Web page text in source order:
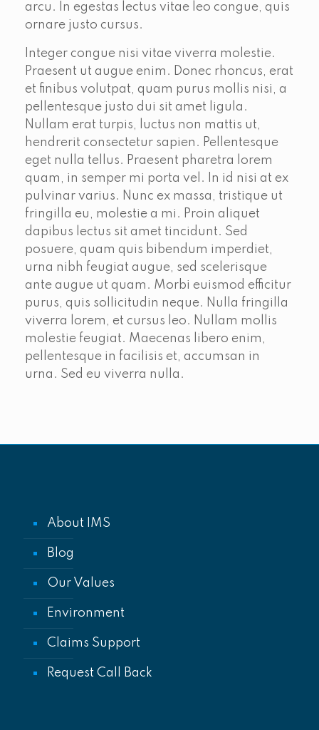
arcu. In egestas lectus vitae leo congue, quis
ornare justo cursus.
Integer congue nisi vitae viverra molestie.
Praesent ut augue enim. Donec rhoncus, erat
et finibus volutpat, quam purus mollis nisi, a
pellentesque justo dui sit amet ligula.
Nullam erat turpis, luctus non mattis ut,
hendrerit consectetur sapien. Pellentesque
eget nulla tellus. Praesent pharetra lorem
quam, in semper mi porta vel. In id nisi at ex
pulvinar varius. Nunc ex massa, tristique ut
fringilla eu, molestie a mi. Proin aliquet
dapibus lectus sit amet tincidunt. Sed
posuere, quam quis bibendum imperdiet,
urna nibh feugiat augue, sed scelerisque
ante augue ut quam. Morbi euismod efficitur
purus, quis sollicitudin neque. Nulla fringilla
viverra lorem, et cursus leo. Nullam mollis
molestie feugiat. Maecenas libero enim,
pellentesque in facilisis et, accumsan in
urna. Sed eu viverra nulla.
About IMS
Blog
Our Values
Environment
Claims Support
Request Call Back